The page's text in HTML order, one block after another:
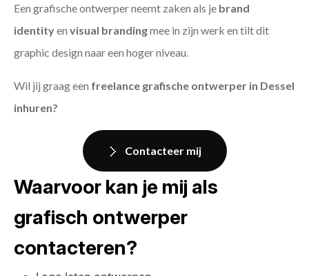
Een grafische ontwerper neemt zaken als je brand
identityen visual brandingmee in zijn werk en tilt dit
graphic design naar een hoger niveau.
Wil jij graag een freelance grafische ontwerper in Dessel
inhuren?
Contacteer mij
Waarvoor kan je mij als
grafisch ontwerper
contacteren?